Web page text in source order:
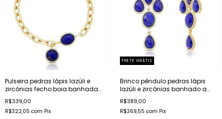
Pulseira pedras lápis lazúli e
zircônias fecho boia banhada
a ouro
R$339,00
R$322,05 com Pix
FRETE GRÁTIS
Brinco pêndulo pedras lápis
lazúli e zircônias banhado a
ouro
R$389,00
R$369,55 com Pix